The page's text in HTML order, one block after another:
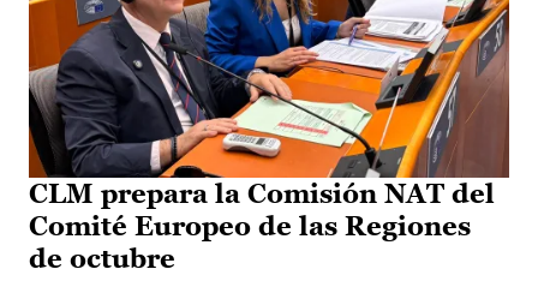
CLM prepara la Comisión NAT del
Comité Europeo de las Regiones
de octubre